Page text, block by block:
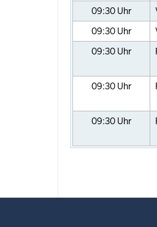
09:30 Uhr
09:30 Uhr
09:30 Uhr
09:30 Uhr
09:30 Uhr